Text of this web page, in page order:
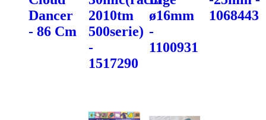
Dancer
- 86 Cm
2010tm
500serie)
-
1517290
ø16mm
-
1100931
1068443